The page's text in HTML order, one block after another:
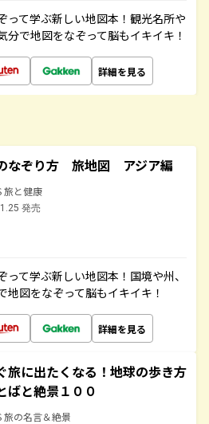
って学ぶ新しい地図本！観光名所や
分で地図をなぞって脳もイキイキ！
詳細を見る
なぞり方 旅地図 アジア編
旅と健康
発売
て学ぶ新しい地図本！国境や州、
図をなぞって脳もイキイキ！
詳細を見る
旅に出たくなる！地球の歩き方
ばと絶景１００
旅の名言＆絶景